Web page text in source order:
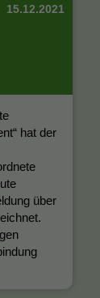
15.12.2021
hat der
über